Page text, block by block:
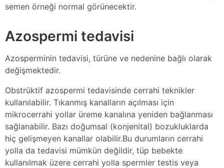
semen örneği normal görünecektir.
Azospermi tedavisi
Azosperminin tedavisi, türüne ve nedenine bağlı olarak
değişmektedir.
Obstrüktif azospermi tedavisinde cerrahi teknikler
kullanılabilir. Tıkanmış kanalların açılması için
mikrocerrahi yollar üreme kanalına yeniden bağlanması
sağlanabilir. Bazı doğumsal (konjenital) bozukluklarda
hiç gelişmeyen kanallar olabilir.Bu durumların cerrahi
yolla da tedavisi mümkün değildir, tüp bebekte
kullanılmak üzere cerrahi yolla spermler testis veya